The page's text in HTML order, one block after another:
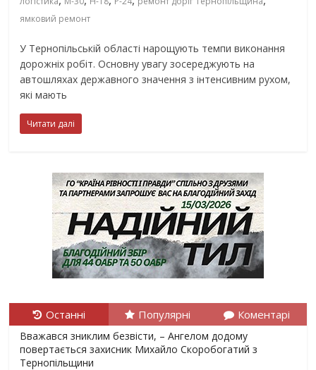
ямковий ремонт
У Тернопільській області нарощують темпи виконання
дорожніх робіт. Основну увагу зосереджують на
автошляхах державного значення з інтенсивним рухом,
які мають
Читати далі
Останні Популярні Коментарі
Вважався зниклим безвісти, – Ангелом додому
повертається захисник Михайло Скоробогатий з
Тернопільщини